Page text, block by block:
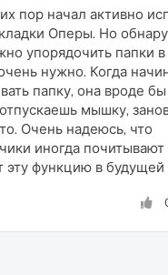
пор начал активно
Оперы. Но
упорядочить папки в
нужно. Когда
папку, она вроде бы
мышку,
Очень надеюсь, что
иногда
эту функцию в будущей